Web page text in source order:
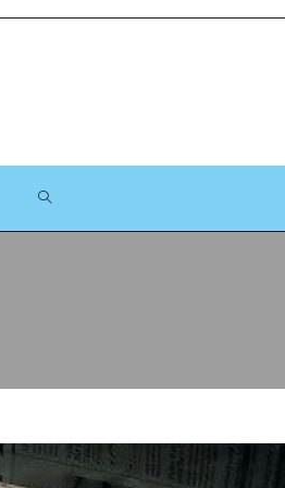
TOGGLE